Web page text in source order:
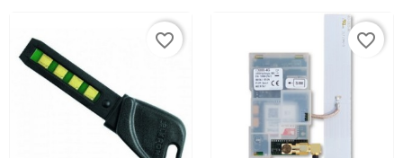
favorite_border favorite_border